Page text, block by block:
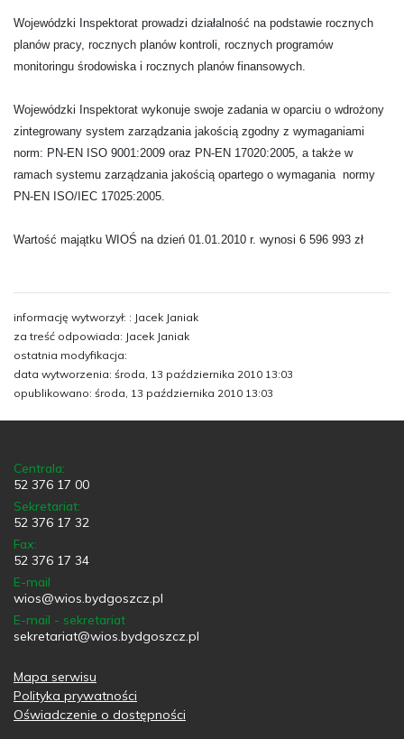
Wojewódzki Inspektorat prowadzi działalność na podstawie rocznych
planów pracy, rocznych planów kontroli, rocznych programów
monitoringu środowiska i rocznych planów finansowych.
Wojewódzki Inspektorat wykonuje swoje zadania w oparciu o wdrożony
zintegrowany system zarządzania jakością zgodny z wymaganiami
norm: PN-EN ISO 9001:2009 oraz PN-EN 17020:2005, a także w
ramach systemu zarządzania jakością opartego o wymagania normy
PN-EN ISO/IEC 17025:2005.
Wartość majątku WIOŚ na dzień 01.01.2010 r. wynosi 6 596 993 zł
informację wytworzył: : Jacek Janiak
za treść odpowiada: Jacek Janiak
ostatnia modyfikacja:
data wytworzenia: środa, 13 października 2010 13:03
opublikowano: środa, 13 października 2010 13:03
Centrala:
52 376 17 00
Sekretariat:
52 376 17 32
Fax:
52 376 17 34
E-mail
wios@wios.bydgoszcz.pl
E-mail - sekretariat
sekretariat@wios.bydgoszcz.pl
Mapa serwisu
Polityka prywatności
Oświadczenie o dostępności